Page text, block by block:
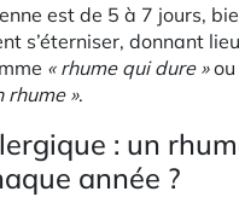
est de 5 à 7 jours,
s’éterniser, donnant
« rhume qui dure »ou
rhume ».
: un
année ?